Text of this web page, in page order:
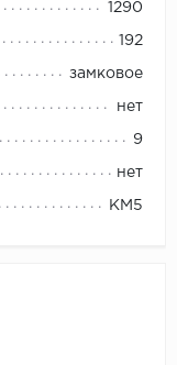
Primavera
ROYCE
SPC
1290
192
замковое
нет
9
нет
КМ5